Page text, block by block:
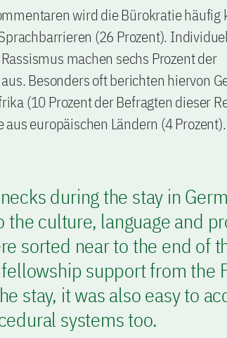
wird die Bürokratie häufig
(26 Prozent).
machen sechs Prozent der
Besonders oft berichten hiervon
(10 Prozent der Befragten dieser
europäischen Ländern (4 Prozent).
during the stay in
the culture, language and
sorted near to the end of
support from the
stay, it was also easy to
systems too.